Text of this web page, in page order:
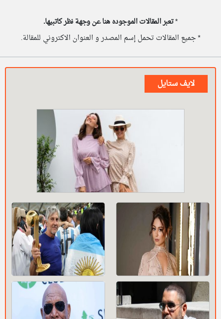
*تعبر المقالات الموجوده هنا عن وجهة نظر كاتبيها.
* جميع المقالات تحمل إسم المصدر و العنوان الاكتروني للمقالة.
لايف ستايل